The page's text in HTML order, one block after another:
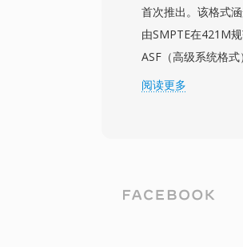
首次推出。该格式
由SMPTE在421M
ASF（高级系统格
9/VC-1的压缩效率
行视频、多比特率
Media DRM实现的
阅读更多